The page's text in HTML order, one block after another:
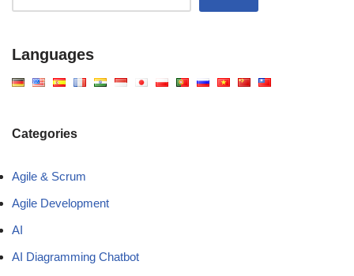
Languages
Categories
Agile & Scrum
Agile Development
AI
AI Diagramming Chatbot